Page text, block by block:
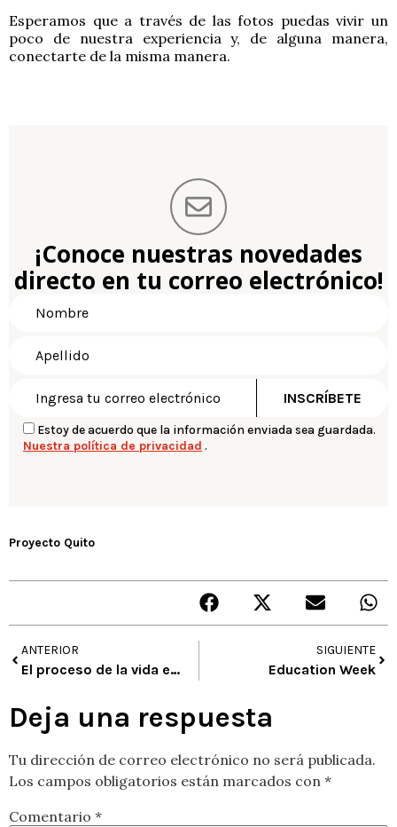
Esperamos que a través de las fotos puedas vivir un
poco de nuestra experiencia y, de alguna manera,
conectarte de la misma manera.
¡Conoce nuestras novedades
directo en tu correo electrónico!
Estoy de acuerdo que la información enviada sea guardada.
Nuestra política de privacidad .
Proyecto Quito
ANTERIOR
El proceso de la vida en esculturas
SIGUIENTE
Education Week
Deja una respuesta
Tu dirección de correo electrónico no será publicada.
Los campos obligatorios están marcados con *
Comentario *